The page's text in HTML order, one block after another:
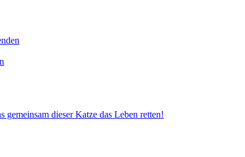
gemeinsam dieser Katze das Leben retten!